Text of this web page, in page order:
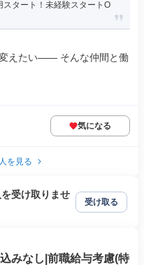
スタート！未経験スタートO
えたい―― そんな仲間と働
気になる
を見る
受け取りませ
受け取る
みなし|前職給与考慮(特